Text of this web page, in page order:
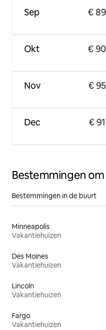
Sep
Okt
Nov
Dec
€ 89
€ 90
€ 95
€ 91
Bestemmingen
Bestemmingen in de buurt
Minneapolis
Vakantiehuizen
Des Moines
Vakantiehuizen
Lincoln
Vakantiehuizen
Fargo
Vakantiehuizen